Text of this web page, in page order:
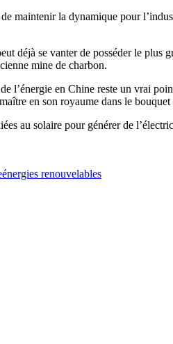
maintenir la dynamique pour
déjà se vanter de posséder le
mine de charbon.
l’énergie en Chine reste un vrai
en son royaume dans le bouquet
au solaire pour générer de
énergies renouvelables